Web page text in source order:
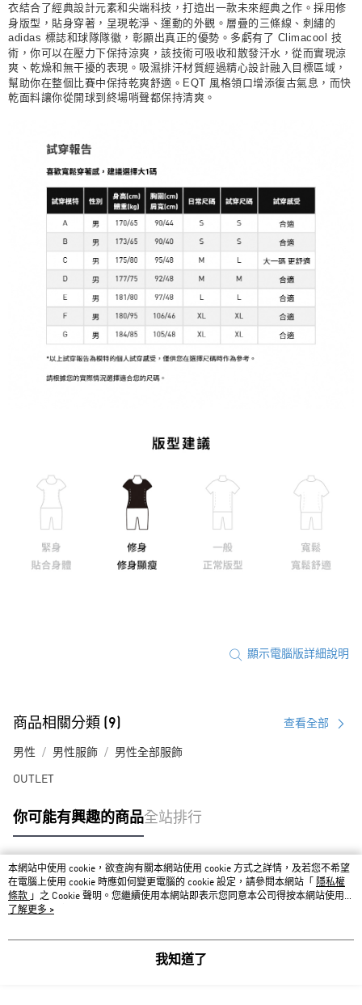
衣結合了經典設計元素和尖端科技，打造出一款未來經典之作。採用修
身版型，貼身穿著，呈現乾淨、運動的外觀。層疊的三條線、刺繡的
adidas 標誌和球隊隊徽，彰顯出真正的優勢。多虧有了 Climacool 技
術，你可以在壓力下保持涼爽，該技術可吸收和散發汗水，從而實現涼
爽、乾燥和無干擾的表現。吸濕排汗材質經過精心設計融入目標區域，
幫助你在整個比賽中保持乾爽舒適。EQT 風格領口增添復古氣息，而快
乾面料讓你從開球到終場哨聲都保持清爽。
顯示電腦版詳細說明
商品相關分類 (9) 查看全部
男性 男性服飾 男性全部服飾
OUTLET
你可能有興趣的商品全站排行
熱門標籤
本網站中使用 cookie，欲查詢有關本網站使用 cookie 方式之詳情，及若您不希望
在電腦上使用 cookie 時應如何變更電腦的 cookie 設定，請參閱本網站「
隱私權
條款 」之 Cookie 聲明。您繼續使用本網站即表示您同意本公司得按本網站使用條
款之 Cookie 聲明使用 cookie。
了解更多 >
我知道了